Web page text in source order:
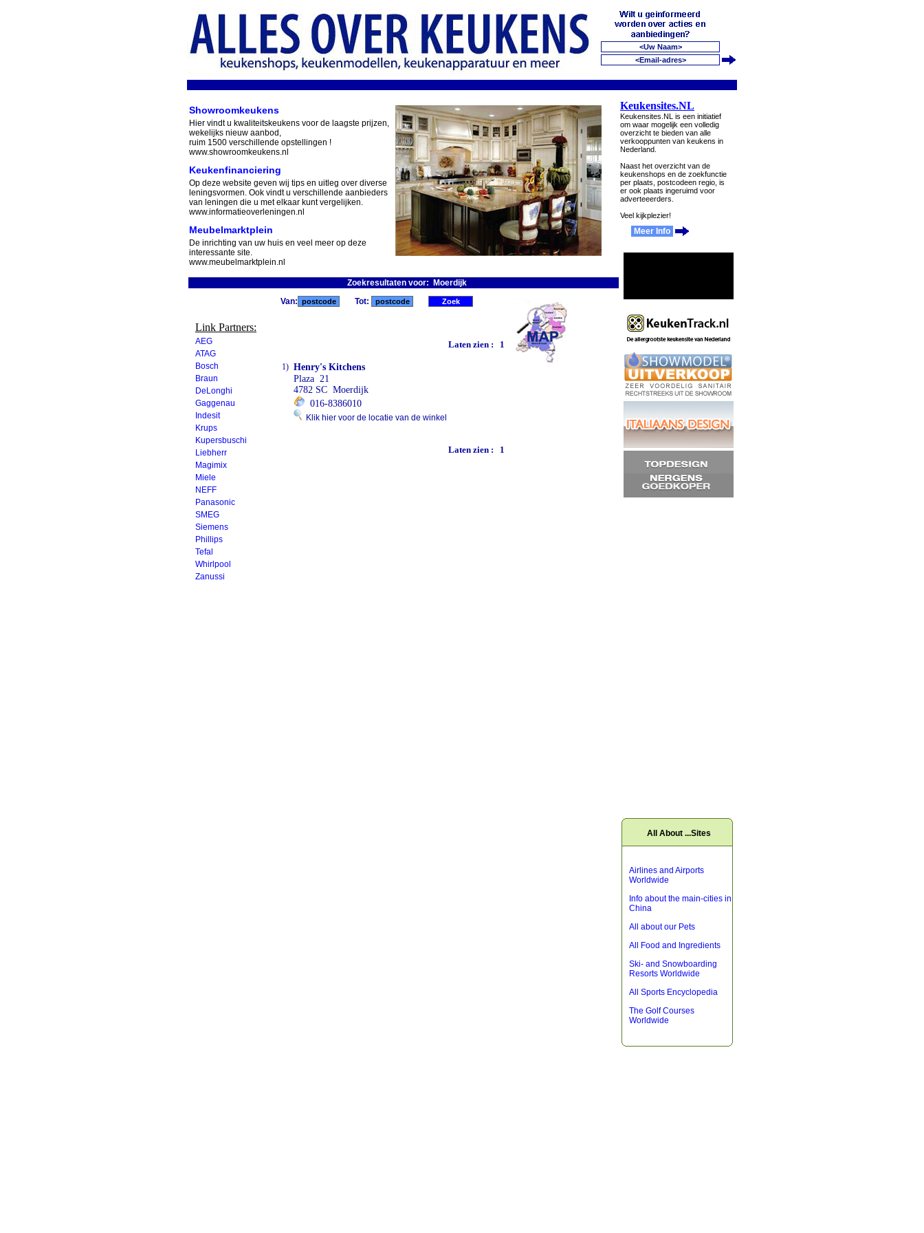
Showroomkeukens
Hier vindt u kwaliteitskeukens voor de laagste prijzen,
wekelijks nieuw aanbod,
ruim 1500 verschillende opstellingen !
www.showroomkeukens.nl
Keukenfinanciering
Op deze website geven wij tips en uitleg over diverse
leningsvormen. Ook vindt u verschillende aanbieders
van leningen die u met elkaar kunt vergelijken.
www.informatieoverleningen.nl
Meubelmarktplein
De inrichting van uw huis en veel meer op deze
interessante site.
www.meubelmarktplein.nl
Zoekresultaten voor: Moerdijk
Link Partners:
AEG
ATAG
Bosch
Braun
DeLonghi
Gaggenau
Indesit
Krups
Kupersbuschi
Liebherr
Magimix
Miele
NEFF
Panasonic
SMEG
Siemens
Phillips
Tefal
Whirlpool
Zanussi
Van: Tot:
Laten zien : 1
1) Henry's Kitchens
Plaza 21
4782 SC Moerdijk
016-8386010
Klik hier voor de locatie van de winkel
Laten zien : 1
Keukensites.NL
Keukensites.NL is een initiatief
om waar mogelijk een volledig
overzicht te bieden van alle
verkooppunten van keukens in
Nederland.
Naast het overzicht van de
keukenshops en de zoekfunctie
per plaats, postcodeen regio, is
er ook plaats ingeruimd voor
adverteeerders.
Veel kijkplezier!
Meer Info
All About ...Sites
Airlines and Airports
Worldwide
Info about the main-cities in
China
All about our Pets
All Food and Ingredients
Ski- and Snowboarding
Resorts Worldwide
All Sports Encyclopedia
The Golf Courses
Worldwide